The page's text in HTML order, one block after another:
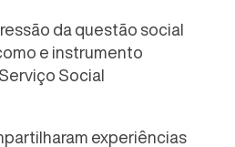
da questão social
e instrumento
Social
experiências